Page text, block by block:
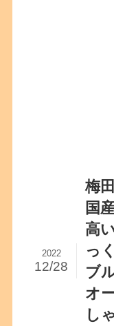
梅
国
高
っ
ブ
オ
し
2022
12/28